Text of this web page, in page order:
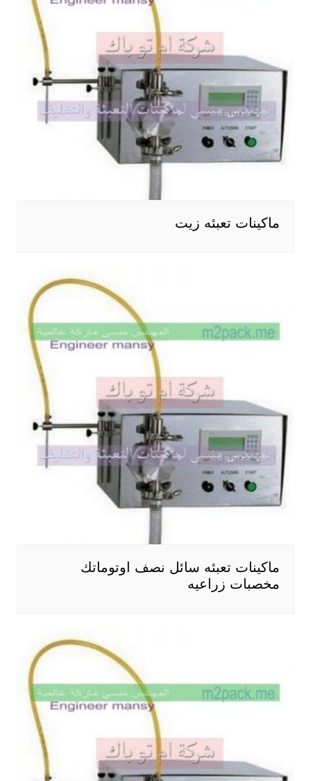
ماكينات تعبئه زيت
ماكينات تعبئه سائل نصف اوتوماتك
مخصبات زراعيه